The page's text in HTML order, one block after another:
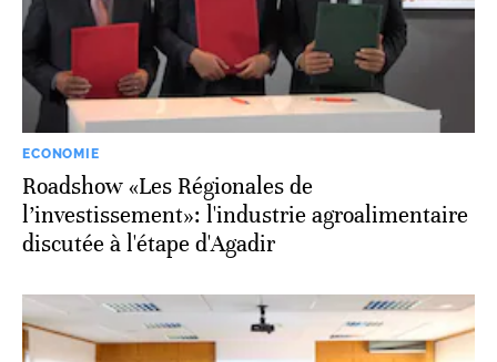
ECONOMIE
Roadshow «Les Régionales de
l’investissement»: l'industrie agroalimentaire
discutée à l'étape d'Agadir